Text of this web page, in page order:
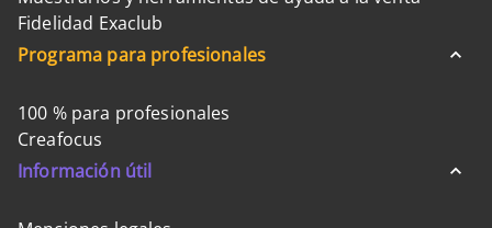
Fidelidad Exaclub
Programa para profesionales
100 % para profesionales
Creafocus
Información útil